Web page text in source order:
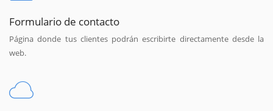
Formulario de contacto
Página donde tus clientes podrán escribirte directamente desde la
web.